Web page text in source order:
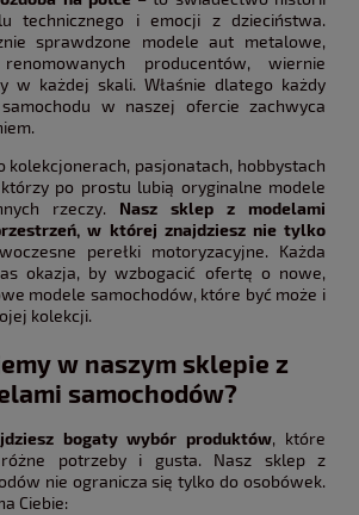
technicznego i emocji z dzieciństwa.
sprawdzone modele aut metalowe,
producentów, wiernie
w każdej skali. Właśnie dlatego każdy
w naszej ofercie zachwyca
kolekcjonerach, pasjonatach, hobbystach
po prostu lubią oryginalne modele
rzeczy. Nasz sklep z modelami
w której znajdziesz nie tylko
perełki motoryzacyjne. Każda
okazja, by wzbogacić ofertę o nowe,
modele samochodów, które być może i
kolekcji.
w naszym sklepie z
samochodów?
bogaty wybór produktów, które
potrzeby i gusta. Nasz sklep z
nie ogranicza się tylko do osobówek.
Ciebie: